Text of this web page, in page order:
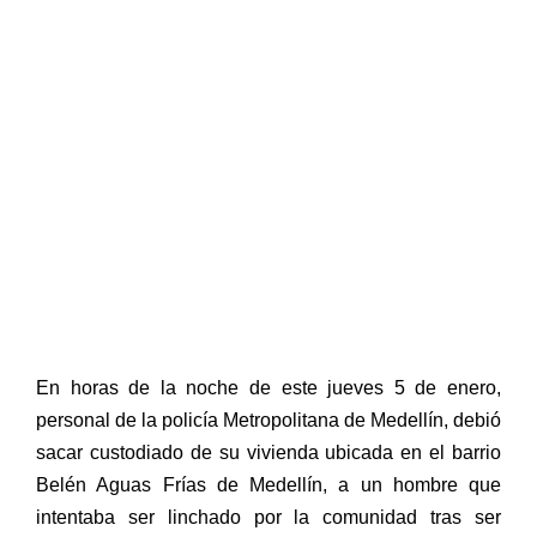
En horas de la noche de este jueves 5 de enero,
personal de la policía Metropolitana de Medellín, debió
sacar custodiado de su vivienda ubicada en el barrio
Belén Aguas Frías de Medellín, a un hombre que
intentaba ser linchado por la comunidad tras ser